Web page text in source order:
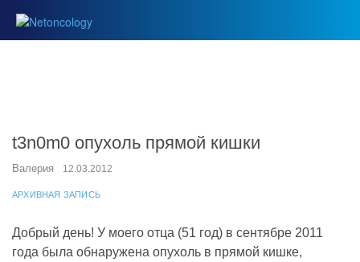
t3n0m0 опухоль прямой кишки
Валерия 12.03.2012
АРХИВНАЯ ЗАПИСЬ
Добрый день! У моего отца (51 год) в сентябре 2011
года была обнаружена опухоль в прямой кишке,